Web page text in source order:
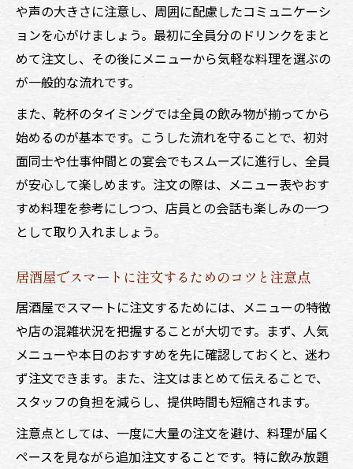
や声の大きさに注意し、周囲に配慮したコミュニケーシ
ョンを心がけましょう。最初に全員分のドリンクをまと
めて注文し、その後にメニューから気軽な料理を選ぶの
が一般的な流れです。
また、乾杯のタイミングでは全員の飲み物が揃ってから
始めるのが基本です。こうした流れを守ることで、初対
面同士や仕事仲間との宴会でもスムーズに進行し、全員
が安心して楽しめます。注文の際は、メニュー表やおす
すめ料理を参考にしつつ、店員との会話も楽しみの一つ
として取り入れましょう。
居酒屋でスマートに注文するためのコツと注意点
居酒屋でスマートに注文するためには、メニューの特徴
や店の混雑状況を把握することが大切です。まず、人気
メニューや本日のおすすめを先に確認しておくと、迷わ
ず注文できます。また、注文はまとめて伝えることで、
スタッフの負担を減らし、提供時間も短縮されます。
注意点としては、一度に大量の注文を避け、料理が届く
ペースを見ながら追加注文することです。特に飲み放題